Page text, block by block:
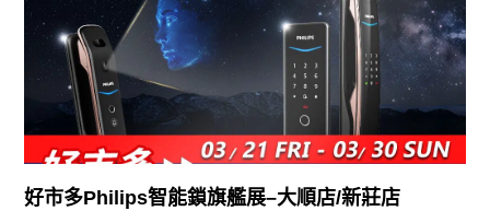
好市多Philips智能鎖旗艦展–大順店/新莊店